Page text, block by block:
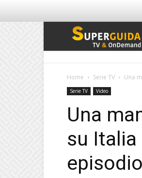
Home Serie TV Una
Serie TV Video
Una
su Italia